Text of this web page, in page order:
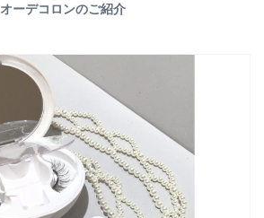
オーデコロンのご紹介